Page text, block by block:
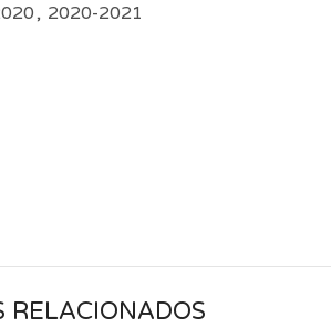
, 2020-2021
RELACIONADOS